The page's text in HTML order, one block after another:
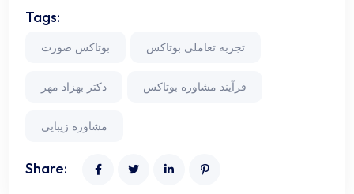
Tags:
بوتاکس صورت تجربه تعاملی بوتاکس
دکتر بهزاد مهر فرآیند مشاوره بوتاکس
مشاوره زیبایی
Share: